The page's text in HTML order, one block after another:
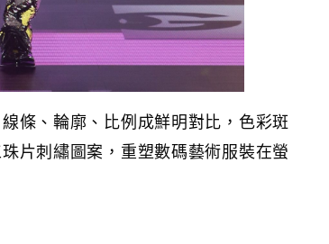
條、輪廓、比例成鮮明對比，色彩斑
片刺繡圖案，重塑數碼藝術服裝在螢